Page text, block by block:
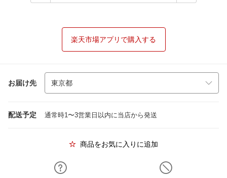
楽天市場アプリで購入する
お届け先
配送予定 通常時1〜3営業日以内に当店から発送
商品をお気に入りに追加